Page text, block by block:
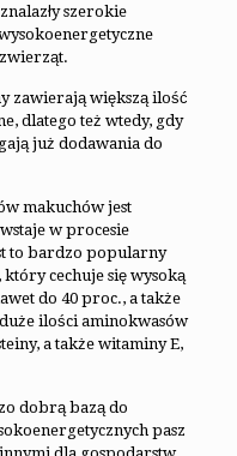
znalazły szerokie
zawierają większą ilość
dlatego też wtedy, gdy
już dodawania do
makuchów jest
w procesie
to bardzo popularny
cechuje się wysoką
do 40 proc., a także
ilości aminokwasów
a także witaminy E,
dobrą bazą do
pasz